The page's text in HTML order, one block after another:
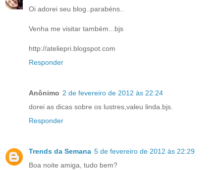
Oi adorei seu blog..parabéns..
Venha me visitar também...bjs
http://ateliepri.blogspot.com
Responder
Anônimo 2 de fevereiro de 2012 às 22:24
dorei as dicas sobre os lustres,valeu linda.bjs.
Responder
Trends da Semana 5 de fevereiro de 2012 às 22:29
Boa noite amiga, tudo bem?